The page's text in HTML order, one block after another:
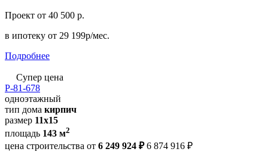
Проект от 40 500 р.
в ипотеку от 29 199р/мес.
Подробнее
Супер цена
Р-81-678
одноэтажный
тип дома кирпич
размер 11x15
площадь 143 м2
цена строительства от 6 249 924 ₽ 6 874 916 ₽